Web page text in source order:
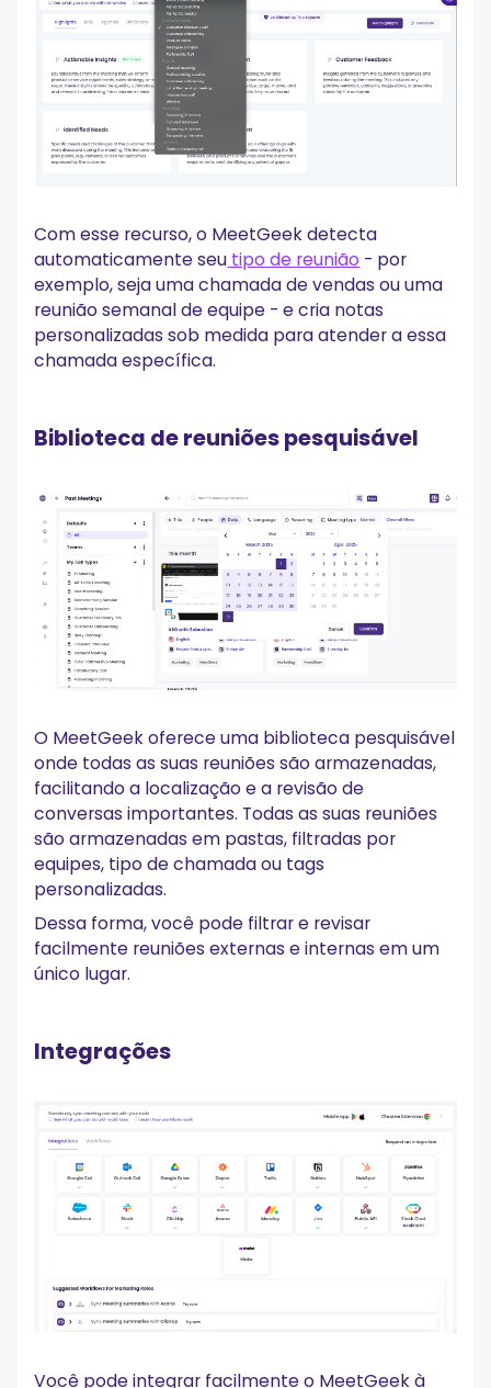
Com esse recurso, o MeetGeek detecta
automaticamente seu tipo de reunião - por
exemplo, seja uma chamada de vendas ou uma
reunião semanal de equipe - e cria notas
personalizadas sob medida para atender a essa
chamada específica.
Biblioteca de reuniões pesquisável
O MeetGeek oferece uma biblioteca pesquisável
onde todas as suas reuniões são armazenadas,
facilitando a localização e a revisão de
conversas importantes. Todas as suas reuniões
são armazenadas em pastas, filtradas por
equipes, tipo de chamada ou tags
personalizadas.
Dessa forma, você pode filtrar e revisar
facilmente reuniões externas e internas em um
único lugar.
Integrações
Você pode integrar facilmente o MeetGeek à